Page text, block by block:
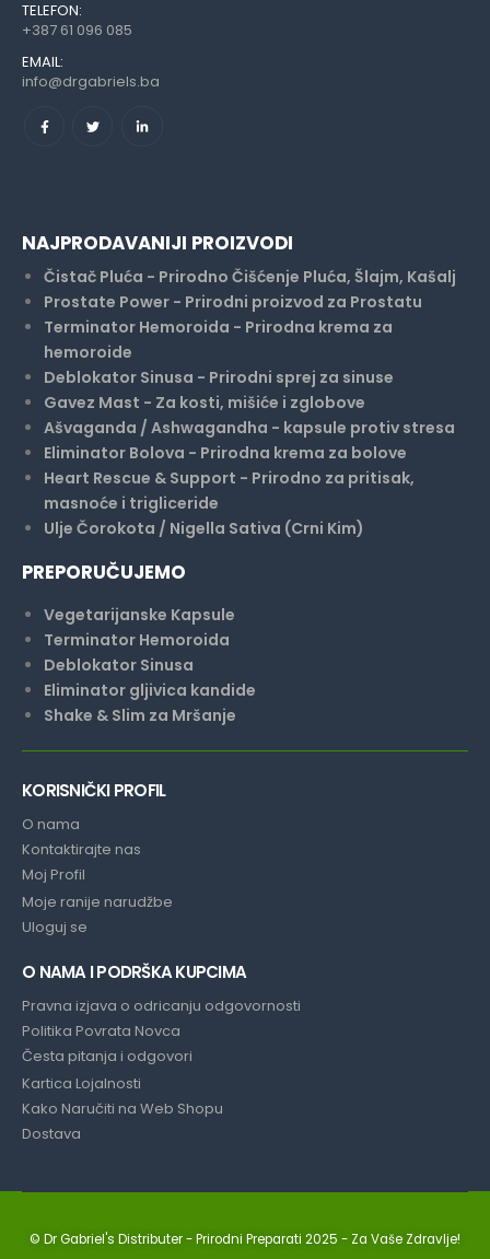
TELEFON:
+387 61 096 085
EMAIL:
info@drgabriels.ba
NAJPRODAVANIJI PROIZVODI
Čistač Pluća - Prirodno Čišćenje Pluća, Šlajm, Kašalj
Prostate Power - Prirodni proizvod za Prostatu
Terminator Hemoroida - Prirodna krema za
hemoroide
Deblokator Sinusa - Prirodni sprej za sinuse
Gavez Mast - Za kosti, mišiće i zglobove
Ašvaganda / Ashwagandha - kapsule protiv stresa
Eliminator Bolova - Prirodna krema za bolove
Heart Rescue & Support - Prirodno za pritisak,
masnoće i trigliceride
Ulje Čorokota / Nigella Sativa (Crni Kim)
PREPORUČUJEMO
Vegetarijanske Kapsule
Terminator Hemoroida
Deblokator Sinusa
Eliminator gljivica kandide
Shake & Slim za Mršanje
KORISNIČKI PROFIL
O nama
Kontaktirajte nas
Moj Profil
Moje ranije narudžbe
Uloguj se
O NAMA I PODRŠKA KUPCIMA
Pravna izjava o odricanju odgovornosti
Politika Povrata Novca
Česta pitanja i odgovori
Kartica Lojalnosti
Kako Naručiti na Web Shopu
Dostava
© Dr Gabriel's Distributer - Prirodni Preparati 2025 - Za Vaše Zdravlje!